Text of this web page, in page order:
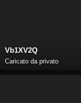
Vb1XV2Q
Caricato da privato